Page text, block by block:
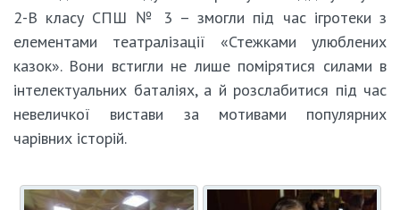
2-В класу СПШ № 3 – змогли під час ігротеки з
елементами театралізації «Стежками улюблених
казок». Вони встигли не лише помірятися силами в
інтелектуальних баталіях, а й розслабитися під час
невеличкої вистави за мотивами популярних
чарівних історій.